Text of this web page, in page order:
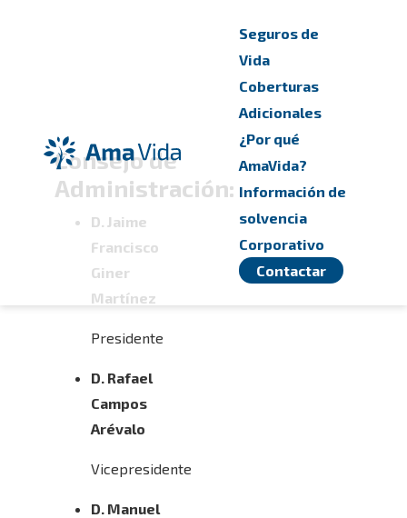
Seguros de
Vida
Coberturas
Adicionales
¿Por qué
AmaVida?
Información de
solvencia
Corporativo
Contactar
Consejo de
Administración:
D. Jaime
Francisco
Giner
Martínez
Presidente
D. Rafael
Campos
Arévalo
Vicepresidente
D. Manuel